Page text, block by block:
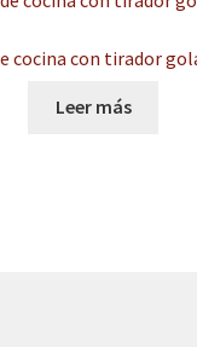
cocina con tirador
Leer más